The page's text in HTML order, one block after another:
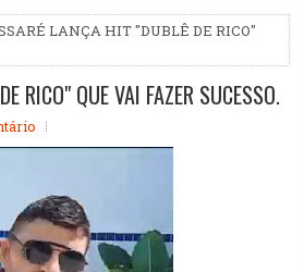
LANÇA HIT "DUBLÊ DE RICO"
RICO" QUE VAI FAZER SUCESSO.